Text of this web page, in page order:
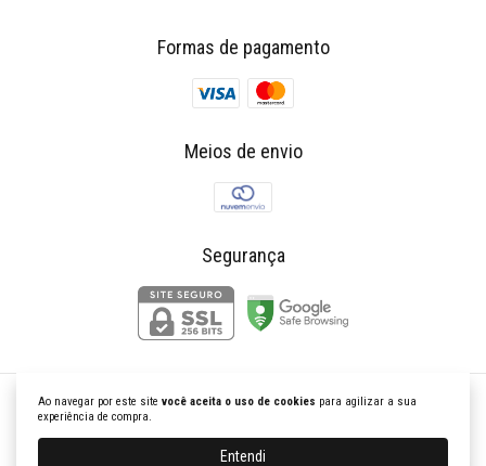
Ao navegar por este site você aceita o uso de cookies para agilizar a sua
experiência de compra.
Entendi
Formas de pagamento
Meios de envio
Segurança
K Churrasqueiras Gourmet